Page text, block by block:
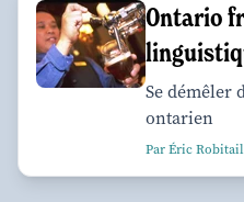
Ontario
Se démêler
ontarien
Par Éric